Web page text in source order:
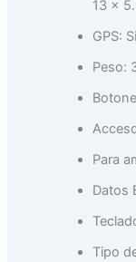
13 x
GPS: Si
Peso:
Para
Datos
Tipo